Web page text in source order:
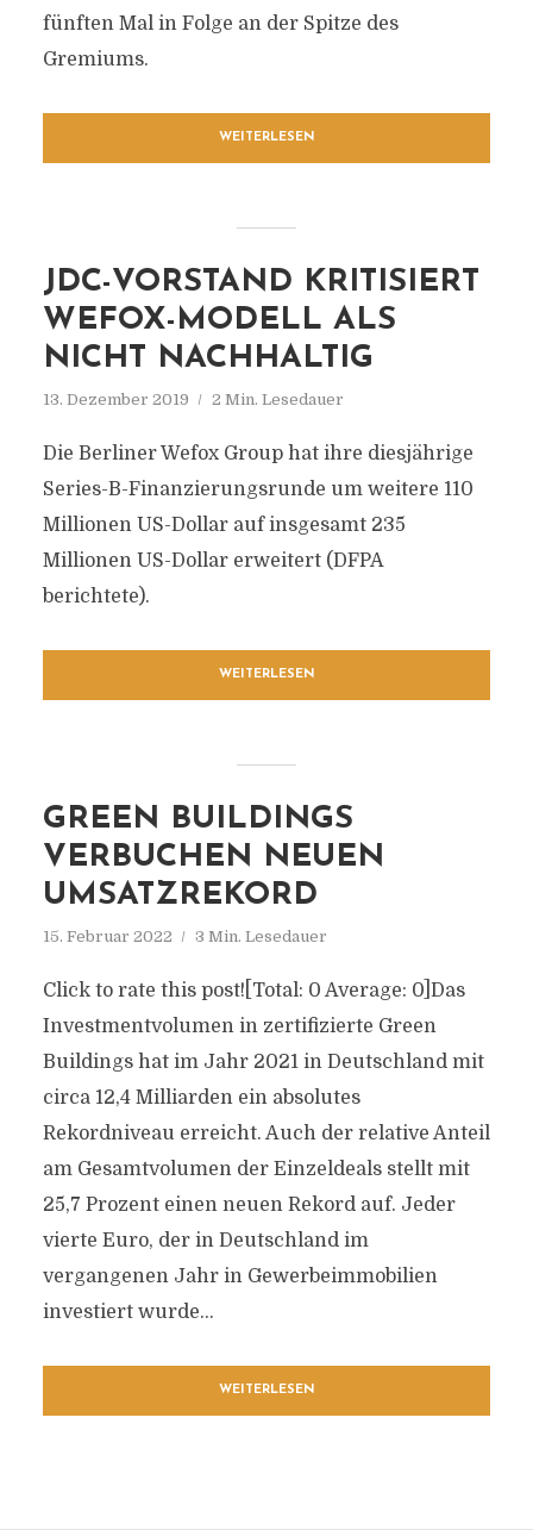
fünften Mal in Folge an der Spitze des
Gremiums.
WEITERLESEN
JDC-VORSTAND KRITISIERT
WEFOX-MODELL ALS
NICHT NACHHALTIG
13. Dezember 2019 2 Min. Lesedauer
Die Berliner Wefox Group hat ihre diesjährige
Series-B-Finanzierungsrunde um weitere 110
Millionen US-Dollar auf insgesamt 235
Millionen US-Dollar erweitert (DFPA
berichtete).
WEITERLESEN
GREEN BUILDINGS
VERBUCHEN NEUEN
UMSATZREKORD
15. Februar 2022 3 Min. Lesedauer
Click to rate this post![Total: 0 Average: 0]Das
Investmentvolumen in zertifizierte Green
Buildings hat im Jahr 2021 in Deutschland mit
circa 12,4 Milliarden ein absolutes
Rekordniveau erreicht. Auch der relative Anteil
am Gesamtvolumen der Einzeldeals stellt mit
25,7 Prozent einen neuen Rekord auf. Jeder
vierte Euro, der in Deutschland im
vergangenen Jahr in Gewerbeimmobilien
investiert wurde...
WEITERLESEN